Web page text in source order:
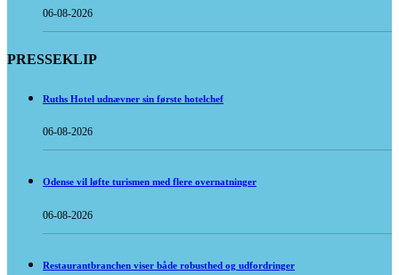
06-08-2026
PRESSEKLIP
Ruths Hotel udnævner sin første hotelchef
06-08-2026
Odense vil løfte turismen med flere overnatninger
06-08-2026
Restaurantbranchen viser både robusthed og udfordringer